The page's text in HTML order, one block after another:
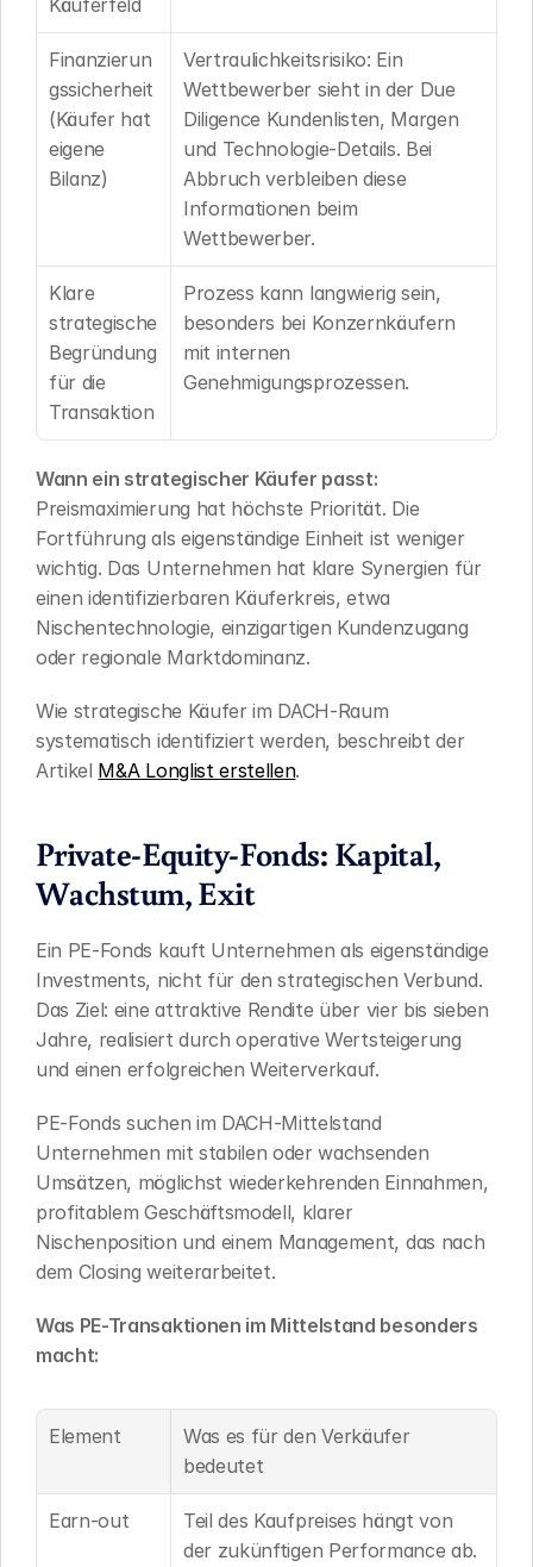
Käuferfeld
Finanzierun
gssicherheit
(Käufer hat
eigene
Bilanz)
Vertraulichkeitsrisiko: Ein
Wettbewerber sieht in der Due
Diligence Kundenlisten, Margen
und Technologie-Details. Bei
Abbruch verbleiben diese
Informationen beim
Wettbewerber.
Klare
strategische
Begründung
für die
Transaktion
Prozess kann langwierig sein,
besonders bei Konzernkäufern
mit internen
Genehmigungsprozessen.
Wann ein strategischer Käufer passt:
Preismaximierung hat höchste Priorität. Die
Fortführung als eigenständige Einheit ist weniger
wichtig. Das Unternehmen hat klare Synergien für
einen identifizierbaren Käuferkreis, etwa
Nischentechnologie, einzigartigen Kundenzugang
oder regionale Marktdominanz.
Wie strategische Käufer im DACH-Raum
systematisch identifiziert werden, beschreibt der
Artikel M&A Longlist erstellen.
Private-Equity-Fonds: Kapital,
Wachstum, Exit
Ein PE-Fonds kauft Unternehmen als eigenständige
Investments, nicht für den strategischen Verbund.
Das Ziel: eine attraktive Rendite über vier bis sieben
Jahre, realisiert durch operative Wertsteigerung
und einen erfolgreichen Weiterverkauf.
PE-Fonds suchen im DACH-Mittelstand
Unternehmen mit stabilen oder wachsenden
Umsätzen, möglichst wiederkehrenden Einnahmen,
profitablem Geschäftsmodell, klarer
Nischenposition und einem Management, das nach
dem Closing weiterarbeitet.
Was PE-Transaktionen im Mittelstand besonders
macht:
Element
Was es für den Verkäufer
bedeutet
Earn-out
Teil des Kaufpreises hängt von
der zukünftigen Performance ab.